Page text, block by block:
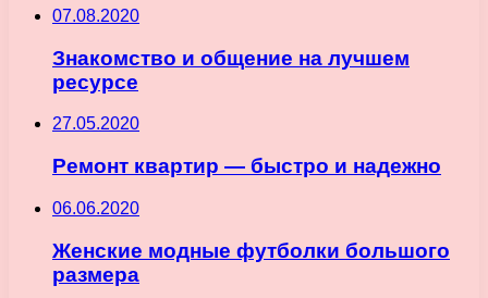
07.08.2020
Знакомство и общение на лучшем
ресурсе
27.05.2020
Ремонт квартир — быстро и надежно
06.06.2020
Женские модные футболки большого
размера